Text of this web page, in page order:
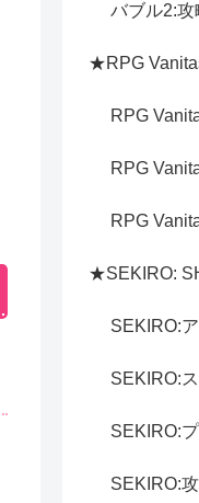
バブル2:
★RPG
RPG
RPG
RPG
★SEKIRO:
SEKIRO:
SEKIRO:
SEKIRO:
SEKIRO: